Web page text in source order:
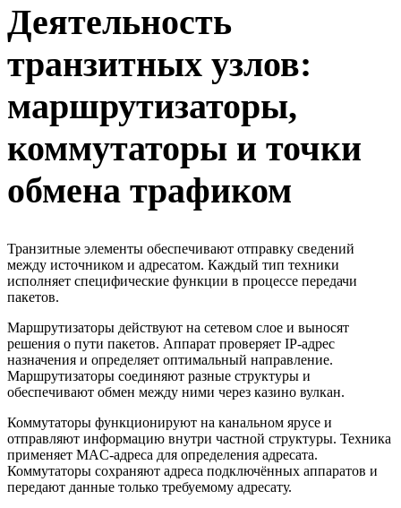
Деятельность
транзитных узлов:
маршрутизаторы,
коммутаторы и точки
обмена трафиком
Транзитные элементы обеспечивают отправку сведений
между источником и адресатом. Каждый тип техники
исполняет специфические функции в процессе передачи
пакетов.
Маршрутизаторы действуют на сетевом слое и выносят
решения о пути пакетов. Аппарат проверяет IP-адрес
назначения и определяет оптимальный направление.
Маршрутизаторы соединяют разные структуры и
обеспечивают обмен между ними через казино вулкан.
Коммутаторы функционируют на канальном ярусе и
отправляют информацию внутри частной структуры. Техника
применяет MAC-адреса для определения адресата.
Коммутаторы сохраняют адреса подключённых аппаратов и
передают данные только требуемому адресату.